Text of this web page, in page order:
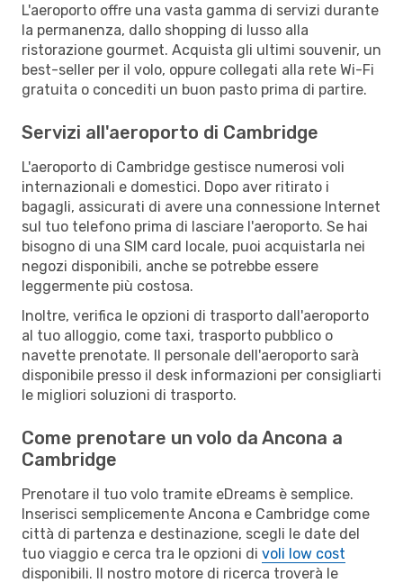
L'aeroporto offre una vasta gamma di servizi durante
la permanenza, dallo shopping di lusso alla
ristorazione gourmet. Acquista gli ultimi souvenir, un
best-seller per il volo, oppure collegati alla rete Wi-Fi
gratuita o concediti un buon pasto prima di partire.
Servizi all'aeroporto di Cambridge
L'aeroporto di Cambridge gestisce numerosi voli
internazionali e domestici. Dopo aver ritirato i
bagagli, assicurati di avere una connessione Internet
sul tuo telefono prima di lasciare l'aeroporto. Se hai
bisogno di una SIM card locale, puoi acquistarla nei
negozi disponibili, anche se potrebbe essere
leggermente più costosa.
Inoltre, verifica le opzioni di trasporto dall'aeroporto
al tuo alloggio, come taxi, trasporto pubblico o
navette prenotate. Il personale dell'aeroporto sarà
disponibile presso il desk informazioni per consigliarti
le migliori soluzioni di trasporto.
Come prenotare un volo da Ancona a
Cambridge
Prenotare il tuo volo tramite eDreams è semplice.
Inserisci semplicemente Ancona e Cambridge come
città di partenza e destinazione, scegli le date del
tuo viaggio e cerca tra le opzioni di voli low cost
disponibili. Il nostro motore di ricerca troverà le